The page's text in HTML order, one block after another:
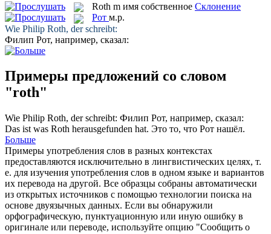
Roth m имя собственное Склонение
Рот м.р.
Wie Philip Roth, der schreibt:
Филип Рот, например, сказал:
Примеры предложений со словом
"roth"
Wie Philip Roth, der schreibt: Филип Рот, например, сказал:
Das ist was Roth herausgefunden hat. Это то, что Рот нашёл.
Больше
Примеры употребления слов в разных контекстах
предоставляются исключительно в лингвистических целях, т.
е. для изучения употребления слов в одном языке и вариантов
их перевода на другой. Все образцы собраны автоматически
из открытых источников с помощью технологии поиска на
основе двуязычных данных. Если вы обнаружили
орфографическую, пунктуационную или иную ошибку в
оригинале или переводе, используйте опцию "Сообщить о